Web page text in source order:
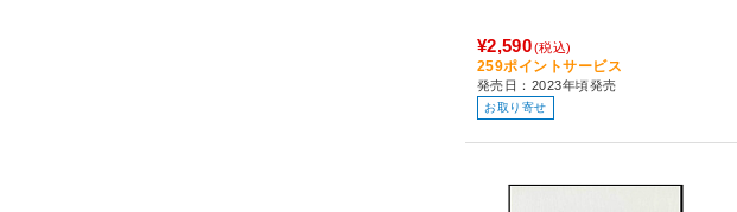
¥2,590(税込)
259ポイントサービス
発売日：2023年頃発売
お取り寄せ